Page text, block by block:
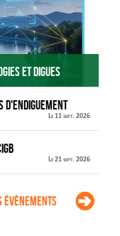
et digues
Le 11 sept. 2026
Le 21 sept. 2026
évènements